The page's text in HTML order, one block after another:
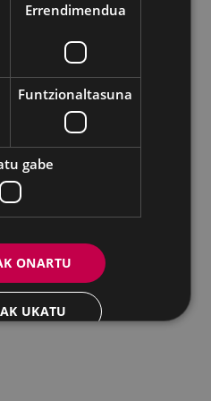
sozial guztiak
kalea, 11 | 20600 Eibar
Berdintasuna: 943 70 84 40
berdintasuna@eibar.eus
| DIR3 L01200300
Errendimendua
Funtzionaltasuna
gabe
ONARTU
UKATU